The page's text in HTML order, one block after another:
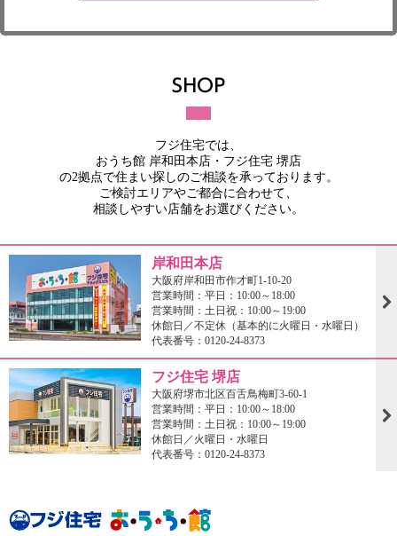
フジ住宅では、
おうち館 岸和田本店・フジ住宅 堺店
の2拠点で住まい探しのご相談を承っております。
ご検討エリアやご都合に合わせて、
相談しやすい店舗をお選びください。
岸和田本店
大阪府岸和田市作才町1-10-20
営業時間：平日：10:00～18:00
営業時間：土日祝：10:00～19:00
休館日／不定休（基本的に火曜日・水曜日）
代表番号：0120-24-8373
フジ住宅 堺店
大阪府堺市北区百舌鳥梅町3-60-1
営業時間：平日：10:00～18:00
営業時間：土日祝：10:00～19:00
休館日／火曜日・水曜日
代表番号：0120-24-8373